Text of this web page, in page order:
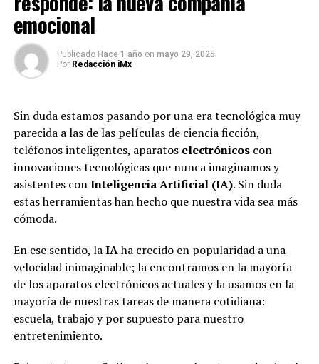
emocional
Publicado Hace 1 año on mayo 29, 2025
Por Redacción iMx
Sin duda estamos pasando por una era tecnológica muy
parecida a las de las películas de ciencia ficción,
teléfonos inteligentes, aparatos electrónicoscon
innovaciones tecnológicas que nunca imaginamos y
asistentes conInteligencia Artificial (IA). Sin duda
estas herramientas han hecho que nuestra vida sea más
cómoda.
En ese sentido, laIAha crecido en popularidad a una
velocidad inimaginable; la encontramos en la mayoría
de los aparatos electrónicos actuales y la usamos en la
mayoría de nuestras tareas de manera cotidiana:
escuela, trabajo y por supuesto para nuestro
entretenimiento.